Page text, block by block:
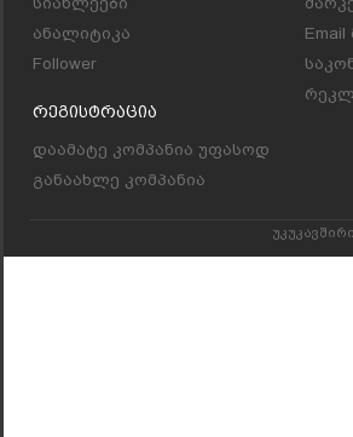
ანალიტიკა
Follower
Რეგისტრაცია
დაამატე კომპანია უფასოდ
განაახლე კომპანია
უკუკავშირი